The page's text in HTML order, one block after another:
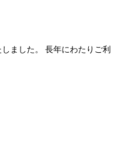
ました。 長年にわたりご利